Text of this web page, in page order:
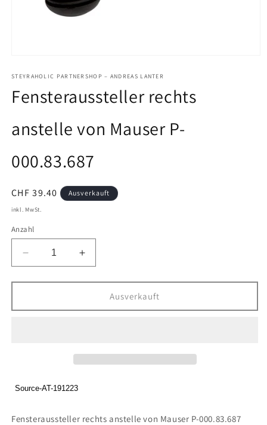
in
öffnen
STEYRAHOLIC PARTNERSHOP – ANDREAS LANTER
Fensteraussteller rechts
anstelle von Mauser P-
000.83.687
Normaler
Preis
CHF 39.40 Ausverkauft
inkl. MwSt.
Anzahl
Verringere
die
Menge
Fensteraussteller
000.83.687
Erhöhe
die
Menge
Fensteraussteller
Ausverkauft
Source-AT-191223
Fensteraussteller rechts anstelle von Mauser P-000.83.687